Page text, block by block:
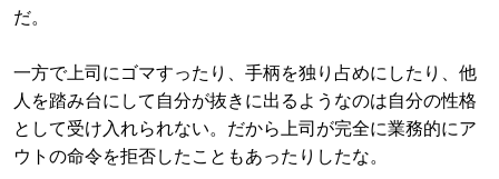
だ。
一方で上司にゴマすったり、手柄を独り占めにしたり、他
人を踏み台にして自分が抜きに出るようなのは自分の性格
として受け入れられない。だから上司が完全に業務的にア
ウトの命令を拒否したこともあったりしたな。